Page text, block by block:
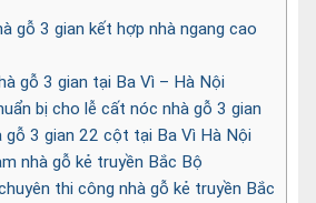
gỗ 3 gian kết hợp nhà ngang cao
gỗ 3 gian tại Ba Vì – Hà Nội
bị cho lễ cất nóc nhà gỗ 3 gian
gỗ 3 gian 22 cột tại Ba Vì Hà Nội
nhà gỗ kẻ truyền Bắc Bộ
thi công nhà gỗ kẻ truyền Bắc